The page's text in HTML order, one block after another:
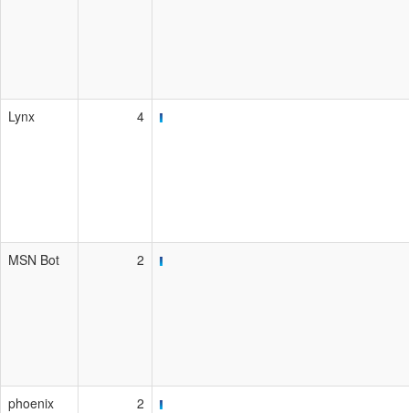
Lynx 4
MSN Bot 2
phoenix 2